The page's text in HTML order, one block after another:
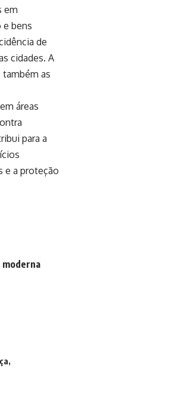
em
e bens
de
cidades. A
as
áreas
para a
e a proteção
moderna